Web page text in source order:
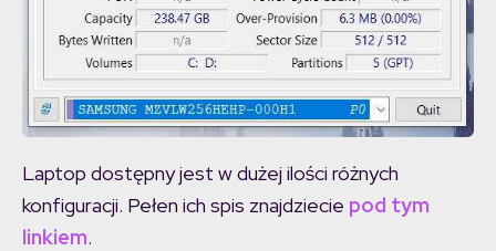
Laptop dostępny jest w dużej ilości różnych
konfiguracji. Pełen ich spis znajdziecie pod tym
linkiem.